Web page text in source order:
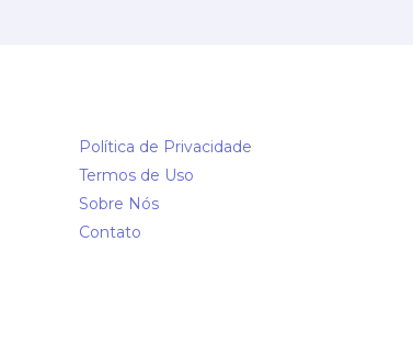
Política de Privacidade
Termos de Uso
Sobre Nós
Contato